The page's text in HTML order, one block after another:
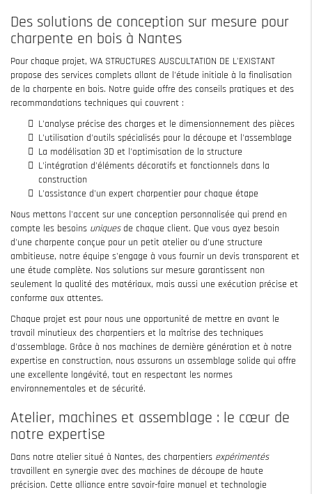
Des solutions de conception sur mesure pour
charpente en bois à Nantes
Pour chaque projet, WA STRUCTURES AUSCULTATION DE L'EXISTANT
propose des services complets allant de l'étude initiale à la finalisation
de la charpente en bois. Notre guide offre des conseils pratiques et des
recommandations techniques qui couvrent :
L'analyse précise des charges et le dimensionnement des pièces
L'utilisation d'outils spécialisés pour la découpe et l'assemblage
La modélisation 3D et l'optimisation de la structure
L'intégration d'éléments décoratifs et fonctionnels dans la
construction
L'assistance d'un expert charpentier pour chaque étape
Nous mettons l'accent sur une conception personnalisée qui prend en
compte les besoins uniquesde chaque client. Que vous ayez besoin
d'une charpente conçue pour un petit atelier ou d'une structure
ambitieuse, notre équipe s'engage à vous fournir un devis transparent et
une étude complète. Nos solutions sur mesure garantissent non
seulement la qualité des matériaux, mais aussi une exécution précise et
conforme aux attentes.
Chaque projet est pour nous une opportunité de mettre en avant le
travail minutieux des charpentiers et la maîtrise des techniques
d'assemblage. Grâce à nos machines de dernière génération et à notre
expertise en construction, nous assurons un assemblage solide qui offre
une excellente longévité, tout en respectant les normes
environnementales et de sécurité.
Atelier, machines et assemblage : le cœur de
notre expertise
Dans notre atelier situé à Nantes, des charpentiers expérimentés
travaillent en synergie avec des machines de découpe de haute
précision. Cette alliance entre savoir-faire manuel et technologie